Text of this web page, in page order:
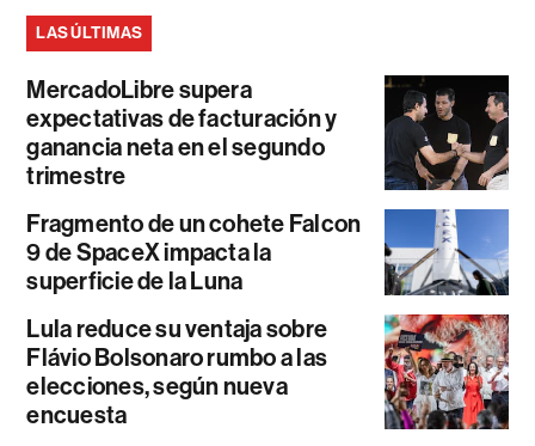
LAS ÚLTIMAS
MercadoLibre supera
expectativas de facturación y
ganancia neta en el segundo
trimestre
Fragmento de un cohete Falcon
9 de SpaceX impacta la
superficie de la Luna
Lula reduce su ventaja sobre
Flávio Bolsonaro rumbo a las
elecciones, según nueva
encuesta